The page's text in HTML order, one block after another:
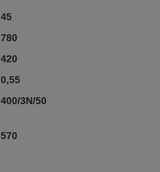
45
780
420
0,55
400/3N/50
570